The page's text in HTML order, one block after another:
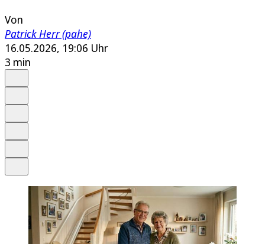
Von
Patrick Herr (pahe)
16.05.2026, 19:06 Uhr
3 min